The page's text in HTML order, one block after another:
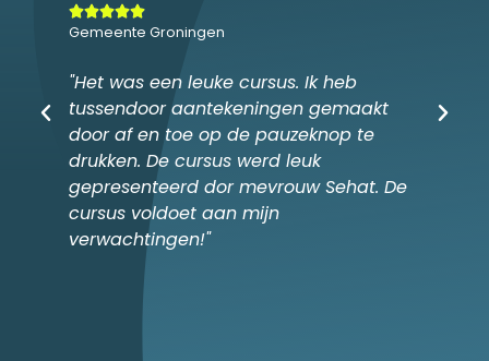

Gemeente Groningen
"Het was een leuke cursus. Ik heb
tussendoor aantekeningen gemaakt
door af en toe op de pauzeknop te
drukken. De cursus werd leuk
gepresenteerd dor mevrouw Sehat. De
cursus voldoet aan mijn
verwachtingen!"